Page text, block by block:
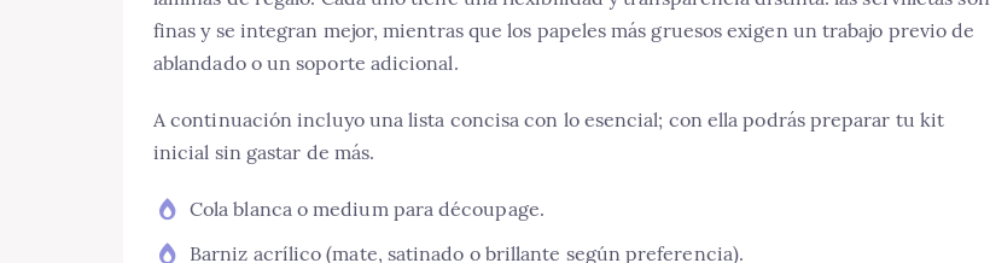
finas y se integran mejor, mientras que los papeles más gruesos exigen un trabajo previo de
ablandado o un soporte adicional.
A continuación incluyo una lista concisa con lo esencial; con ella podrás preparar tu kit
inicial sin gastar de más.
Cola blanca o medium para découpage.
Barniz acrílico (mate, satinado o brillante según preferencia).